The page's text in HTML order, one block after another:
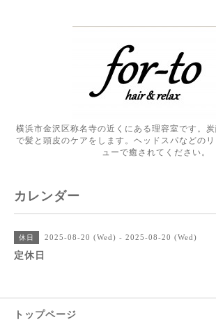
横浜市金沢区称名寺の近くにある理容室です。
で髪と頭皮のケアをします。ヘッドスパなどの
ューで癒されてください。
カレンダー
休日 2025-08-20 (Wed) - 2025-08-20 (Wed)
定休日
トップページ